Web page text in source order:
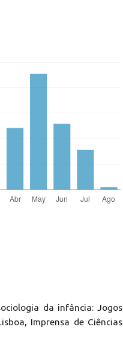
da infância: Jogos
Imprensa de Ciências